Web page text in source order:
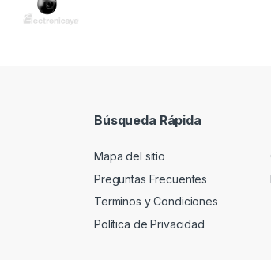
Búsqueda Rápida
Mapa del sitio
Preguntas Frecuentes
Terminos y Condiciones
Política de Privacidad